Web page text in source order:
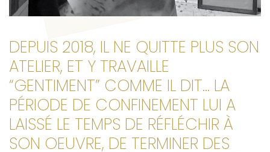
DEPUIS 2018, IL NE QUITTE PLUS SON
ATELIER, ET Y TRAVAILLE
“GENTIMENT” COMME IL DIT… LA
PÉRIODE DE CONFINEMENT LUI A
LAISSÉ LE TEMPS DE RÉFLÉCHIR À
SON OEUVRE, DE TERMINER DES